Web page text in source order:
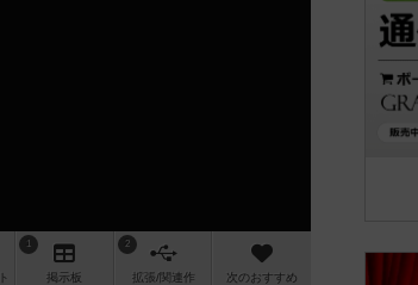
1
掲示板
2
拡張/関連作 次のおすすめ